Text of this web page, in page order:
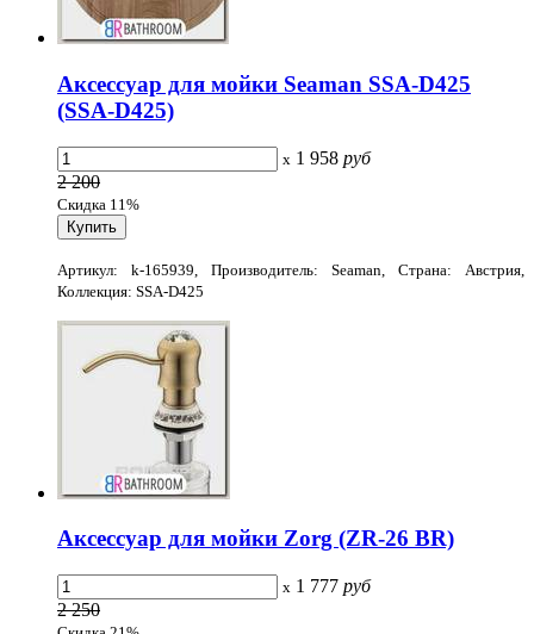
Аксессуар для мойки Seaman SSA-D425
(SSA-D425)
x 1 958 руб
2 200
Скидка 11%
Артикул: k-165939, Производитель: Seaman, Страна: Австрия,
Коллекция: SSA-D425
Аксессуар для мойки Zorg (ZR-26 BR)
x 1 777 руб
2 250